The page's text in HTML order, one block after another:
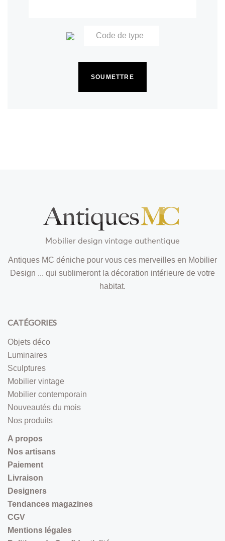
Mobilier design vintage authentique
Antiques MC déniche pour vous ces merveilles en Mobilier
Design ... qui sublimeront la décoration intérieure de votre
habitat.
CATÉGORIES
Objets déco
Luminaires
Sculptures
Mobilier vintage
Mobilier contemporain
Nouveautés du mois
Nos produits
A propos
Nos artisans
Paiement
Livraison
Designers
Tendances magazines
CGV
Mentions légales